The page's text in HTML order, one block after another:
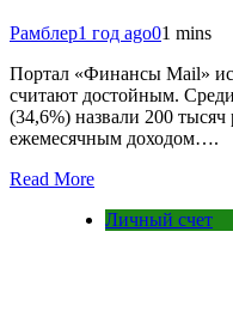
Рамблер1 год ago01 mins
Портал «Финансы Mail»
считают достойным.
(34,6%) назвали 200
ежемесячным доходом….
Read More
Личный счет